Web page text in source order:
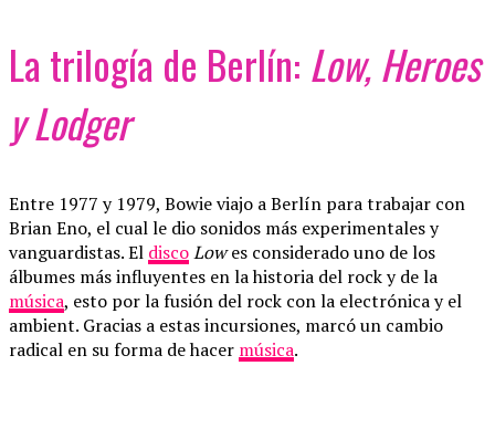
La trilogía de Berlín: Low, Heroes
y Lodger
Entre 1977 y 1979, Bowie viajo a Berlín para trabajar con
Brian Eno, el cual le dio sonidos más experimentales y
vanguardistas. El discoLowes considerado uno de los
álbumes más influyentes en la historia del rock y de la
música, esto por la fusión del rock con la electrónica y el
ambient. Gracias a estas incursiones, marcó un cambio
radical en su forma de hacer música.